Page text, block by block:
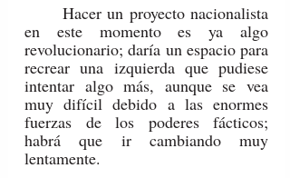
en este momento es ya algo
revolucionario; daría un espacio para
recrear una izquierda que pudiese
intentar algo más, aunque se vea
muy difícil debido a las enormes
fuerzas de los poderes fácticos;
habrá que ir cambiando muy
lentamente.